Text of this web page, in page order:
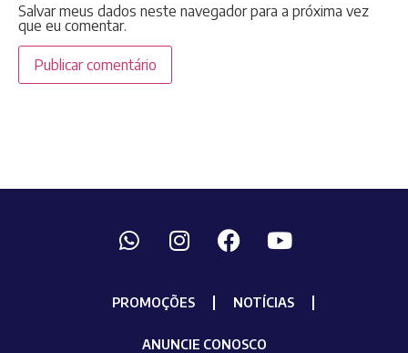
Salvar meus dados neste navegador para a próxima vez
que eu comentar.
PROMOÇÕES NOTÍCIAS
ANUNCIE CONOSCO